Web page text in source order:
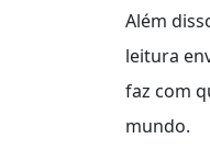
Além
leitura
faz com
mundo.